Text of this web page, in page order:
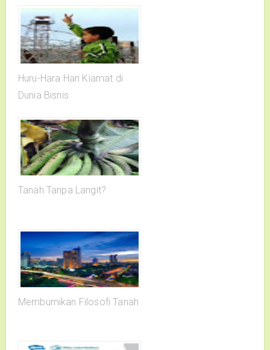
Huru-Hara Hari Kiamat di
Dunia Bisnis
Tanah Tanpa Langit?
Membumikan Filosofi Tanah